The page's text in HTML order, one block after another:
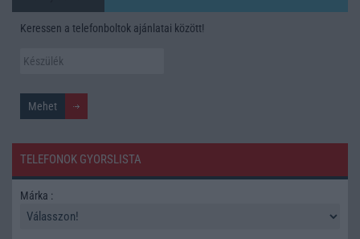
Keressen a telefonboltok ajánlatai között!
TELEFONOK GYORSLISTA
Márka :